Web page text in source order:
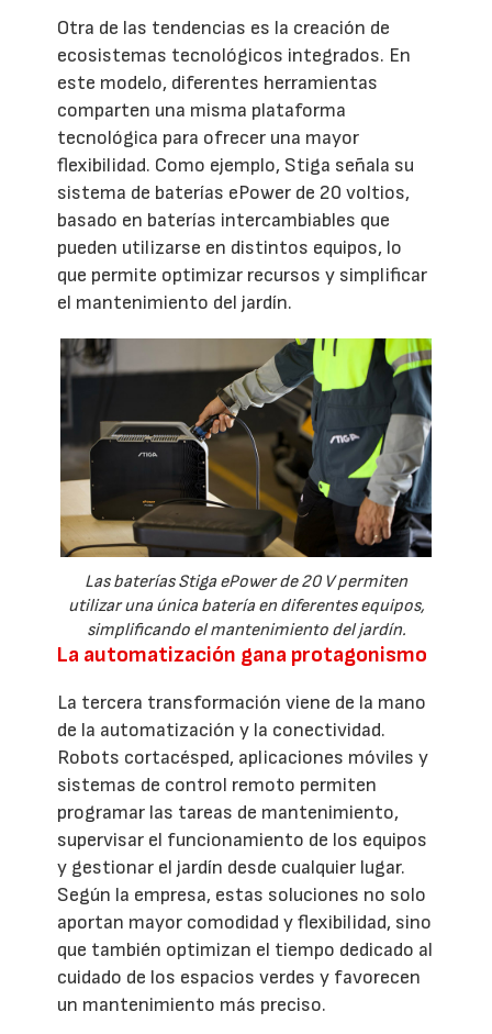
Otra de las tendencias es la creación de
ecosistemas tecnológicos integrados. En
este modelo, diferentes herramientas
comparten una misma plataforma
tecnológica para ofrecer una mayor
flexibilidad. Como ejemplo, Stiga señala su
sistema de baterías ePower de 20 voltios,
basado en baterías intercambiables que
pueden utilizarse en distintos equipos, lo
que permite optimizar recursos y simplificar
el mantenimiento del jardín.
Las baterías Stiga ePower de 20 V permiten
utilizar una única batería en diferentes equipos,
simplificando el mantenimiento del jardín.
La automatización gana protagonismo
La tercera transformación viene de la mano
de la automatización y la conectividad.
Robots cortacésped, aplicaciones móviles y
sistemas de control remoto permiten
programar las tareas de mantenimiento,
supervisar el funcionamiento de los equipos
y gestionar el jardín desde cualquier lugar.
Según la empresa, estas soluciones no solo
aportan mayor comodidad y flexibilidad, sino
que también optimizan el tiempo dedicado al
cuidado de los espacios verdes y favorecen
un mantenimiento más preciso.